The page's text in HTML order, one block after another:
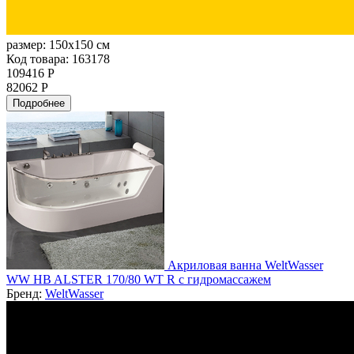
размер: 150x150 см
Код товара: 163178
109416 Р
82062 Р
Подробнее
Акриловая ванна WeltWasser
WW HB ALSTER 170/80 WT R с гидромассажем
Бренд: WeltWasser